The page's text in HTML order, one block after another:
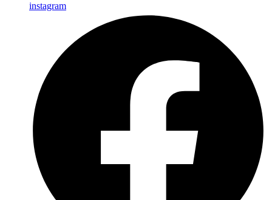
instagram